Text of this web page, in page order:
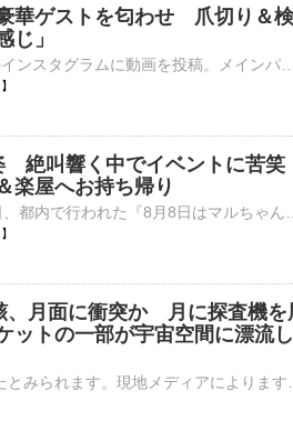
華ゲストを匂わせ 爪切り＆検
じ」
絶叫響く中でイベントに苦笑
屋へお持ち帰り
、月面に衝突か 月に探査機を
ットの一部が宇宙空間に漂流し